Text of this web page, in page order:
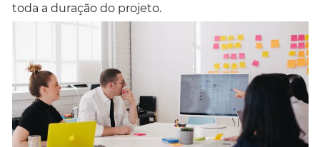
toda a duração do projeto.